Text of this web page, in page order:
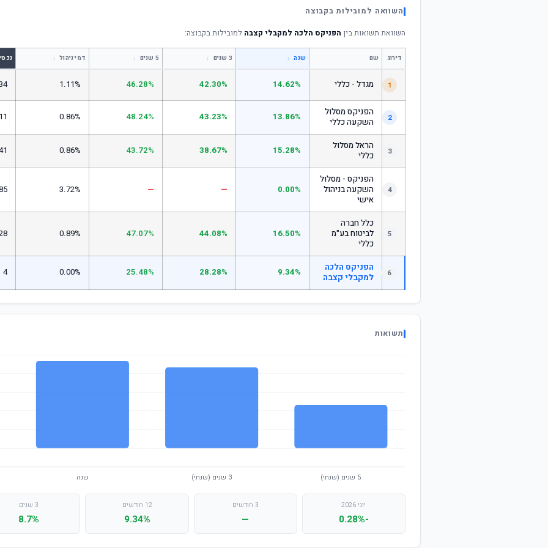
השוואה למובילות בקבוצה
השוואת תשואות בין הפניקס הלכה למקבלי קצבה למובילות בקבוצה:
דירוג שם שנה ↕ 3 שנים ↕ 5 שנים ↕ דמי ניהול ↕
1 מגדל - כללי 14.62%
42.30%
46.28%
1.11%
2
הפניקס מסלול
השקעה כללי
13.86%
43.23%
48.24%
0.86%
3
הראל מסלול
כללי
15.28%
38.67%
43.72%
0.86%
4
הפניקס - מסלול
השקעה בניהול
אישי
0.00%
—
—
3.72%
5
כלל חברה
לביטוח בע"מ
כללי
16.50%
44.08%
47.07%
0.89%
6
הפניקס הלכה
למקבלי קצבה
9.34%
28.28%
25.48%
0.00%
4
תשואות
יוני 2026
-0.28%
3 חודשים
—
12 חודשים
9.34%
3 שנים
8.7%